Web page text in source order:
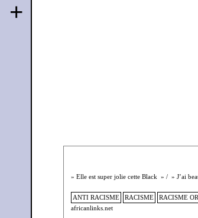
+
» Elle est super jolie cette Black » / » J’ai
ANTI RACISME RACISME
RACISME
africanlinks.net